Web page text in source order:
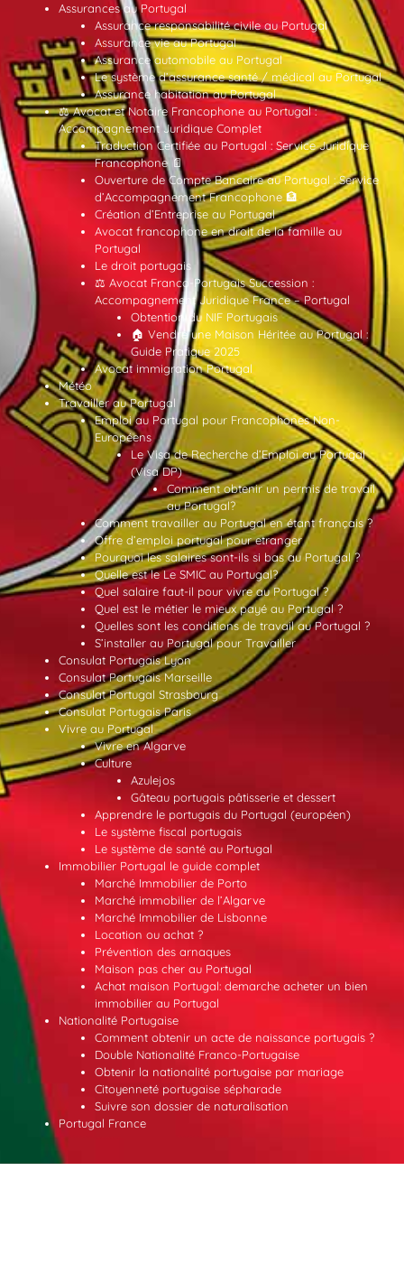
Assurances au Portugal
Assurance responsabilité civile au Portugal
Assurance vie au Portugal
Assurance automobile au Portugal
Le système d’assurance santé / médical au Portugal
Assurance habitation au Portugal
⚖️ Avocat et Notaire Francophone au Portugal :
Accompagnement Juridique Complet
Traduction Certifiée au Portugal : Service Juridique
Francophone 📄
Ouverture de Compte Bancaire au Portugal : Service
d’Accompagnement Francophone 🏦
Création d’Entreprise au Portugal
Avocat francophone en droit de la famille au
Portugal
Le droit portugais
⚖️ Avocat Franco-Portugais Succession :
Accompagnement Juridique France – Portugal
Obtention du NIF Portugais
🏠 Vendre une Maison Héritée au Portugal :
Guide Pratique 2025
Avocat immigration Portugal
Météo
Travailler au Portugal
Emploi au Portugal pour Francophones Non-
Européens
Le Visa de Recherche d’Emploi au Portugal
(Visa DP)
Comment obtenir un permis de travail
au Portugal?
Comment travailler au Portugal en étant français ?
Offre d’emploi portugal pour etranger
Pourquoi les salaires sont-ils si bas au Portugal ?
Quelle est le Le SMIC au Portugal?
Quel salaire faut-il pour vivre au Portugal ?
Quel est le métier le mieux payé au Portugal ?
Quelles sont les conditions de travail au Portugal ?
S’installer au Portugal pour Travailler
Consulat Portugais Lyon
Consulat Portugais Marseille
Consulat Portugal Strasbourg
Consulat Portugais Paris
Vivre au Portugal
Vivre en Algarve
Culture
Azulejos
Gâteau portugais pâtisserie et dessert
Apprendre le portugais du Portugal (européen)
Le système fiscal portugais
Le système de santé au Portugal
Immobilier Portugal le guide complet
Marché Immobilier de Porto
Marché immobilier de l’Algarve
Marché Immobilier de Lisbonne
Location ou achat ?
Prévention des arnaques
Maison pas cher au Portugal
Achat maison Portugal: demarche acheter un bien
immobilier au Portugal
Nationalité Portugaise
Comment obtenir un acte de naissance portugais ?
Double Nationalité Franco-Portugaise
Obtenir la nationalité portugaise par mariage
Citoyenneté portugaise sépharade
Suivre son dossier de naturalisation
Portugal France